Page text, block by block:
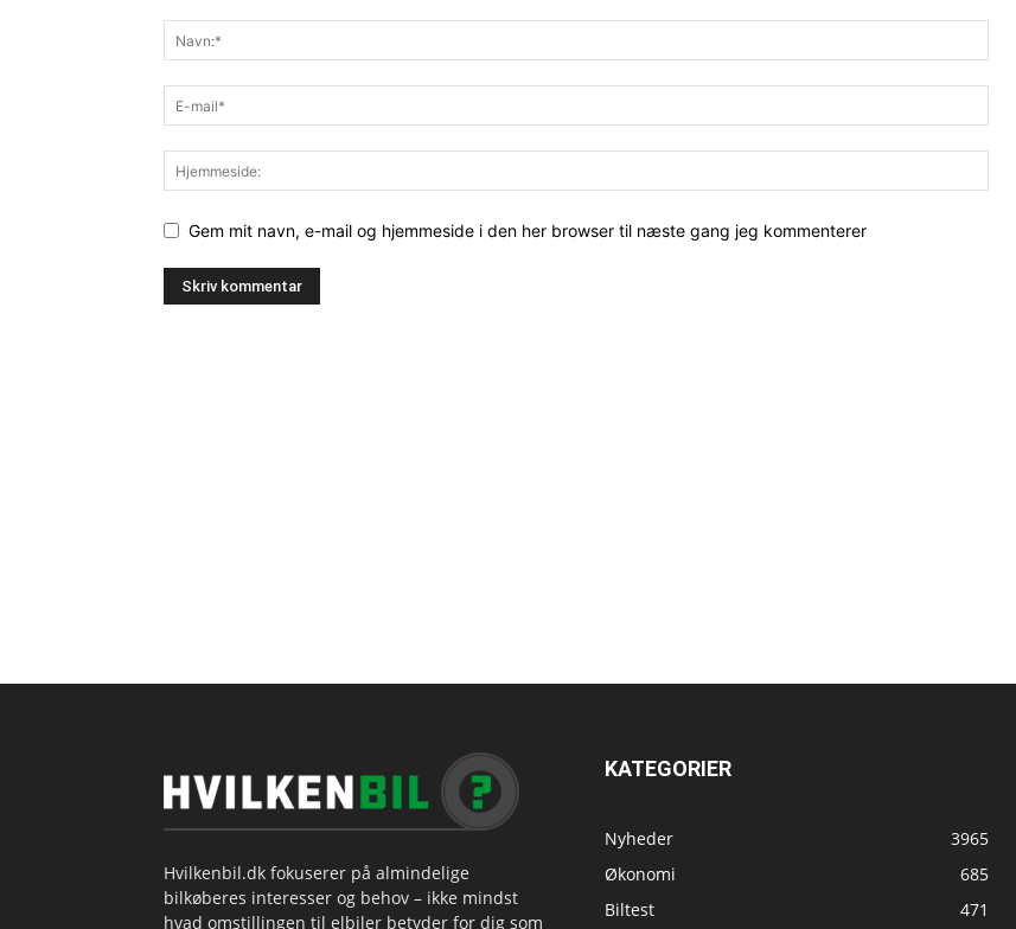
Gem mit navn, e-mail og hjemmeside i den her browser til næste gang jeg kommenterer
Hvilkenbil.dk fokuserer på almindelige
bilkøberes interesser og behov – ikke mindst
hvad omstillingen til elbiler betyder for dig som
KATEGORIER
Nyheder
3965
Økonomi
685
Biltest
471